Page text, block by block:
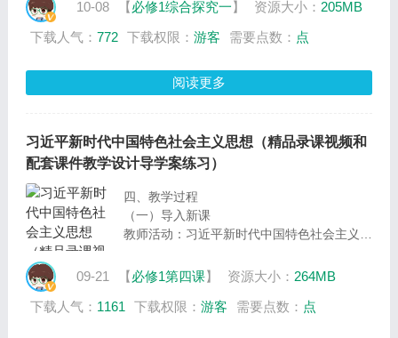
5000多年文明史、13亿多人口的大国推进改
没有可以对中国人民颐指气使的教师爷。改革
开放40年来，我们党全部理论和实践的主题
持改革开放，该如何做到志不改、道不变呢？
这节课，我们一起围绕这一议题，展开一场探
索之旅。
设计意图：导入新课，提出
10-08 【必修1综合探究一】 资源大小： 205MB
下载人气： 772 下载权限： 游客 需要点数： 点
阅读更多
习近平新时代中国特色社会主义思想（精品录课视频和
配套课件教学设计导学案练习）
四、教学过程
（一）导入新课
教师活动：习近平新时代中国特色社会主义思
中央治国理政战略思想，是全党全国人民为实
世纪马克思主义”，是中国共产党对习近平新
09-21 【必修1第四课】 资源大小： 264MB
下载人气： 1161 下载权限： 游客 需要点数： 点